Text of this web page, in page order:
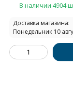
В наличии 4904
Доставка магазина:
Понедельник 10